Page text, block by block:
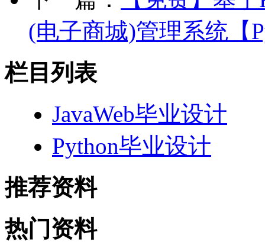
(电子商城)管理系统【
栏目列表
JavaWeb毕业设计
Python毕业设计
推荐资料
热门资料